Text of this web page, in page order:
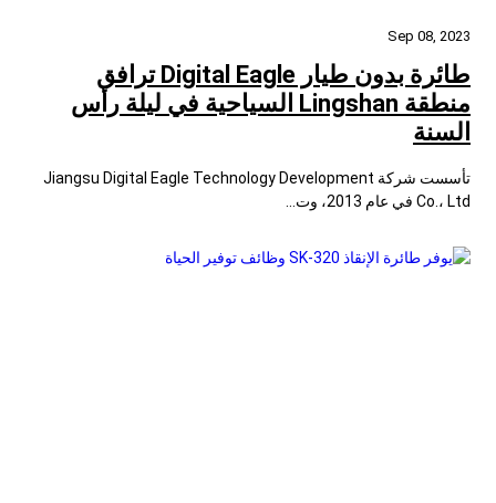
Sep 08, 2023
طائرة بدون طيار Digital Eagle ترافق
منطقة Lingshan السياحية في ليلة رأس
السنة
تأسست شركة Jiangsu Digital Eagle Technology Development
Co.، Ltd في عام 2013، وت...